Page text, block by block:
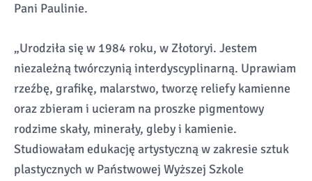
Pani Paulinie.
„Urodziła się w 1984 roku, w Złotoryi. Jestem
niezależną twórczynią interdyscyplinarną. Uprawiam
rzeźbę, grafikę, malarstwo, tworzę reliefy kamienne
oraz zbieram i ucieram na proszke pigmentowy
rodzime skały, minerały, gleby i kamienie.
Studiowałam edukację artystyczną w zakresie sztuk
plastycznych w Państwowej Wyższej Szkole